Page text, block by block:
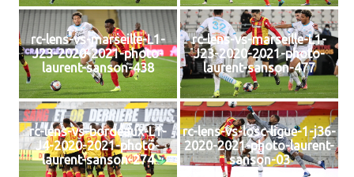
rc-lens-vs-marseille-L1-
J23-2020-2021-photo-
laurent-sanson-438
rc-lens-vs-marseille-L1-
J23-2020-2021-photo-
laurent-sanson-477
rc-lens-vs-bordeaux-L1-
J4-2020-2021-photo-
laurent-sanson-274
rc-lens-vs-losc-ligue-1-j36-
2020-2021-photo-laurent-
sanson-03